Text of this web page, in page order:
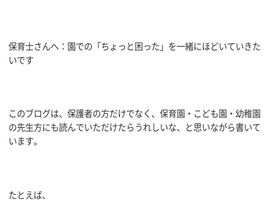
保育士さんへ：園での「ちょっと困った」を一緒にほどいていきた
いです
このブログは、保護者の方だけでなく、保育園・こども園・幼稚園
の先生方にも読んでいただけたらうれしいな、と思いながら書いて
います。
たとえば、